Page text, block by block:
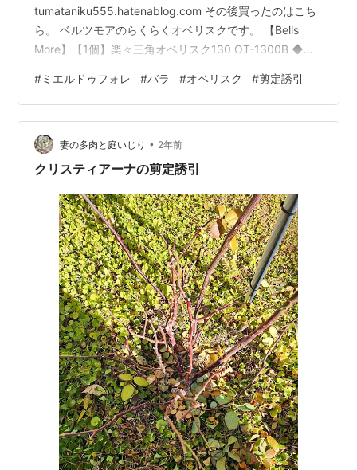
tumataniku555.hatenablog.com その後買ったのはこち
ら。 ベルツモアのらくらくオベリスクです。 【Bells
More】【1個】楽々三角オベリスク130 OT-1300B ◆配
【200サイズ】ZIK-10000価格: 2420 円楽天で詳細を見
る やはり黒じゃなくて白だよねということで、こちらに
決定。 高さは130cmにしました。 さっそく刺します。
誘引と剪定をしていきます。 枝先がホウキみたいになっ
ていますね。 内側に入る枝もあります。 …
#ミエルドゥフォレ #バラ #オベリスク #剪定誘引
妻の多肉と庭いじり • 2年前
クリスティアーナの剪定誘引